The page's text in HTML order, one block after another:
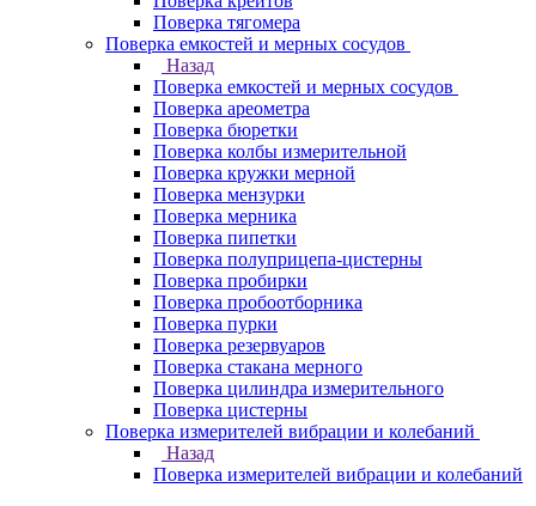
Поверка тягомера
Поверка емкостей и мерных сосудов
Назад
Поверка емкостей и мерных сосудов
Поверка ареометра
Поверка бюретки
Поверка колбы измерительной
Поверка кружки мерной
Поверка мензурки
Поверка мерника
Поверка пипетки
Поверка полуприцепа-цистерны
Поверка пробирки
Поверка пробоотборника
Поверка пурки
Поверка резервуаров
Поверка стакана мерного
Поверка цилиндра измерительного
Поверка цистерны
Поверка измерителей вибрации и колебаний
Назад
Поверка измерителей вибрации и колебаний